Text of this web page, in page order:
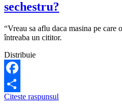
sechestru?
“Vreau sa aflu daca masina pe care
întreaba un cititor.
Distribuie
Facebook
Share
Citeste raspunsul